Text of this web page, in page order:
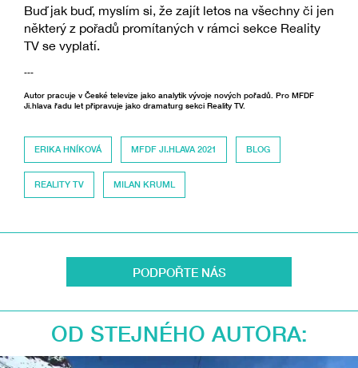
Buď jak buď, myslím si, že zajít letos na všechny či jen
některý z pořadů promítaných v rámci sekce Reality
TV se vyplatí.
---
Autor pracuje v České televize jako analytik vývoje nových pořadů. Pro MFDF
Ji.hlava řadu let připravuje jako dramaturg sekci Reality TV.
ERIKA HNÍKOVÁ MFDF JI.HLAVA 2021 BLOG
REALITY TV MILAN KRUML
PODPOŘTE NÁS
OD STEJNÉHO AUTORA: